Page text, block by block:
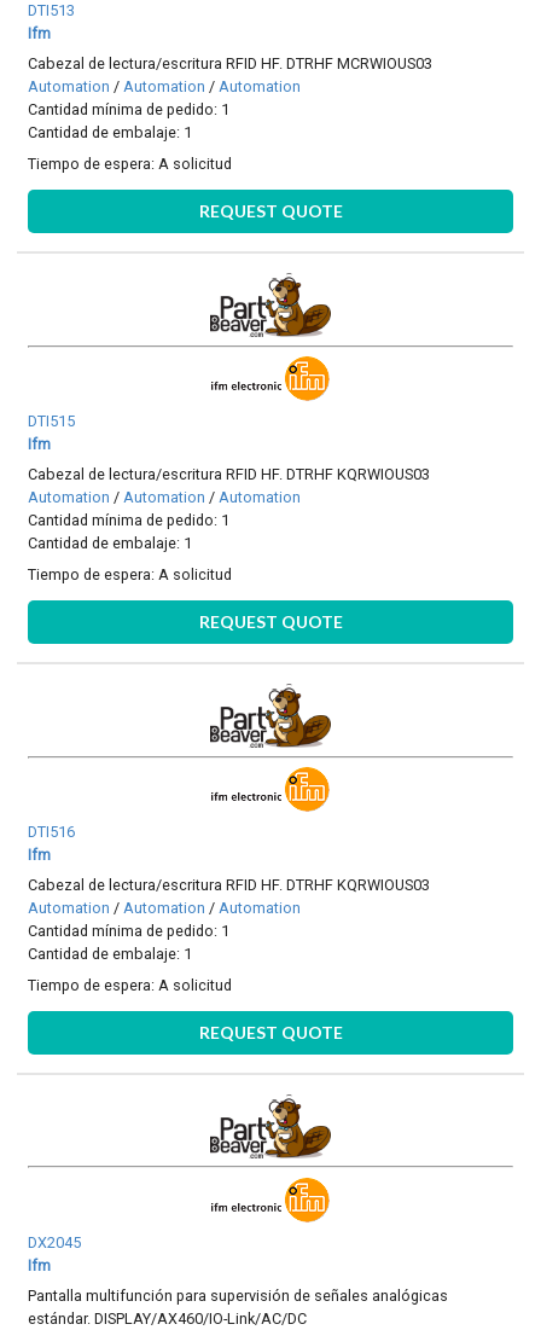
DTI513
Ifm
Cabezal de lectura/escritura RFID HF. DTRHF MCRWIOUS03
Automation /Automation /Automation
Cantidad mínima de pedido: 1
Cantidad de embalaje: 1
Tiempo de espera: A solicitud
REQUEST QUOTE
DTI515
Ifm
Cabezal de lectura/escritura RFID HF. DTRHF KQRWIOUS03
Automation /Automation /Automation
Cantidad mínima de pedido: 1
Cantidad de embalaje: 1
Tiempo de espera: A solicitud
REQUEST QUOTE
DTI516
Ifm
Cabezal de lectura/escritura RFID HF. DTRHF KQRWIOUS03
Automation /Automation /Automation
Cantidad mínima de pedido: 1
Cantidad de embalaje: 1
Tiempo de espera: A solicitud
REQUEST QUOTE
DX2045
Ifm
Pantalla multifunción para supervisión de señales analógicas
estándar. DISPLAY/AX460/IO-Link/AC/DC